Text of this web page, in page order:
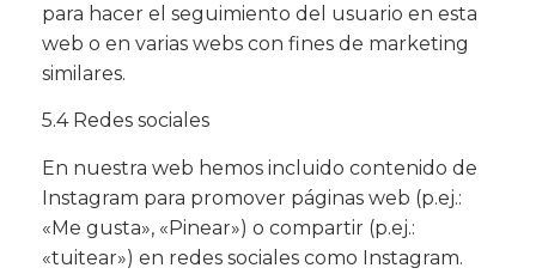
para hacer el seguimiento del usuario en esta
web o en varias webs con fines de marketing
similares.
5.4 Redes sociales
En nuestra web hemos incluido contenido de
Instagram para promover páginas web (p.ej.:
«Me gusta», «Pinear») o compartir (p.ej.:
«tuitear») en redes sociales como Instagram.